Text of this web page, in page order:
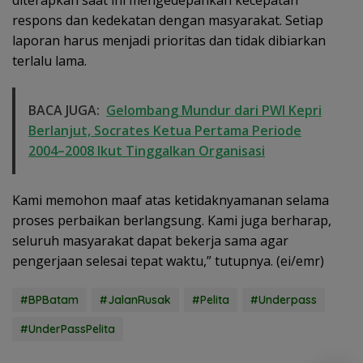
respons dan kedekatan dengan masyarakat. Setiap
laporan harus menjadi prioritas dan tidak dibiarkan
terlalu lama.
BACA JUGA: Gelombang Mundur dari PWI Kepri
Berlanjut, Socrates Ketua Pertama Periode
2004–2008 Ikut Tinggalkan Organisasi
Kami memohon maaf atas ketidaknyamanan selama
proses perbaikan berlangsung. Kami juga berharap,
seluruh masyarakat dapat bekerja sama agar
pengerjaan selesai tepat waktu,” tutupnya. (ei/emr)
#BPBatam #JalanRusak #Pelita
#Underpass
#UnderPassPelita